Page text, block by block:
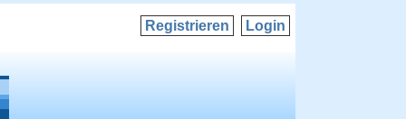
Login
Registrieren